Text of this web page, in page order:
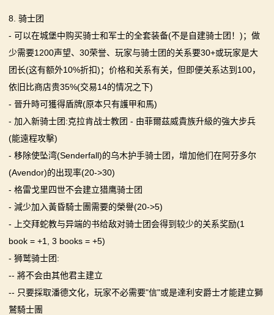
8. 骑士团
- 可以在城堡中购买骑士和军士的全套装备(不是自建骑士团！)；做
少需要1200声望、30荣誉、玩家与骑士团的关系要30+或玩家是大
团长(这有额外10%折扣)；价格和关系有关，但即便关系达到100，
依旧比商店贵35%(交易14的情况之下)
- 晉升時可獲得盾牌(原本只有護甲和馬)
- 加入新骑士团:克拉肯战士教团 - 由菲爾茲威貴族升級的強大步兵
(能遠程攻擊)
- 移除使坠湾(Senderfall)的乌木护手骑士团，增加他们在阿芬多尔
(Avendor)的出现率(20->30)
- 格雷戈里四世不会建立猎鹰骑士团
- 減少加入黃昏騎士團需要的榮譽(20->5)
- 上交拜蛇教与异端的书给敌对骑士团会得到较少的关系奖励(1
book = +1, 3 books = +5)
- 狮鹫骑士团:
-- 將不会由其他君主建立
-- 只要採取潘德文化，玩家不必需要"信"或是達利安爵士才能建立獅
鷲騎士團